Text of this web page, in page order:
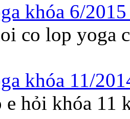
khóa 6/
co lop yoga
khóa 11/
hỏi khóa 11